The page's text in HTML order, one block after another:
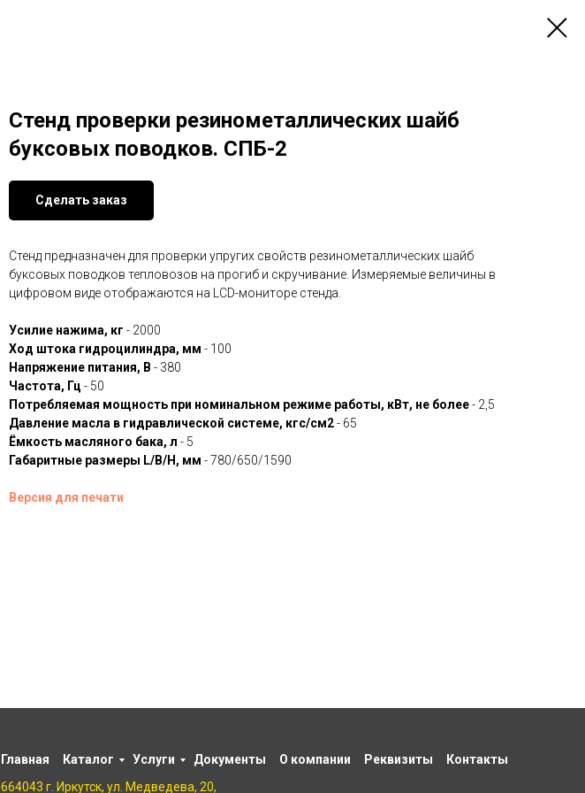
Стенд проверки резинометаллических шайб
буксовых поводков. СПБ-2
Сделать заказ
Стенд предназначен для проверки упругих свойств резинометаллических шайб
буксовых поводков тепловозов на прогиб и скручивание. Измеряемые величины в
цифровом виде отображаются на LCD-мониторе стенда.
Усилие нажима, кг - 2000
Ход штока гидроцилиндра, мм - 100
Напряжение питания, В - 380
Частота, Гц - 50
Потребляемая мощность при номинальном режиме работы, кВт, не более- 2,5
Давление масла в гидравлической системе, кгс/см2- 65
Ёмкость масляного бака, л - 5
Габаритные размеры L/В/Н, мм - 780/650/1590
Версия для печати
Главная Каталог Услуги Документы О компании Реквизиты
Контакты
664043 г. Иркутск, ул. Медведева, 20,